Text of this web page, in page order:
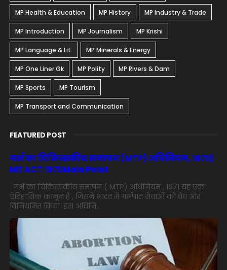
MP Health & Education MP History MP Industry & Trade
MP Introduction MP Journalism MP Krishi
MP Language & Lit. MP Minerals & Energy
MP One Liner Gk MP Polity MP Rivers & Dam
MP Sports MP Tourism
MP Transport and Communication
FEATURED POST
गर्भ का चिकित्सकीय समापन (MTP) अधिनियम, 1971 |
MT ACT 1971 Main Point
गर्भ का चिकित्सकीय समापन ( MTP) अधिनियम , 1971 यह एक
ऐतिहासिक कानून है , जिसने भारत में गर्भपात सेवाओं को वैध और
विनियमित किया। इस अधिनि...